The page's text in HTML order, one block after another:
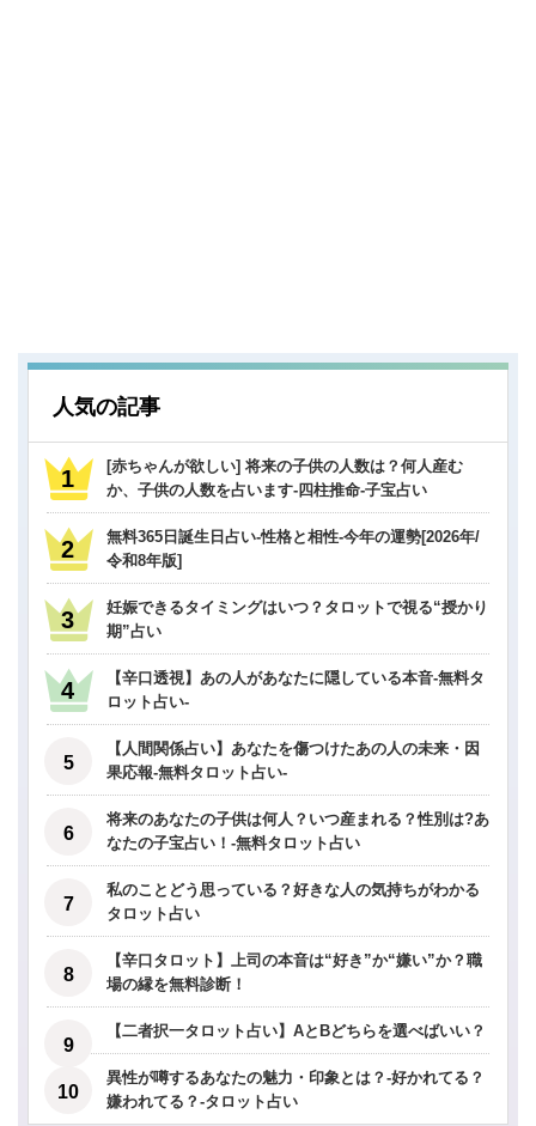
人気の記事
[赤ちゃんが欲しい] 将来の子供の人数は？何人産む
か、子供の人数を占います-四柱推命-子宝占い
無料365日誕生日占い-性格と相性-今年の運勢[2026年/
令和8年版]
妊娠できるタイミングはいつ？タロットで視る“授かり
期”占い
【辛口透視】あの人があなたに隠している本音-無料タ
ロット占い-
【人間関係占い】あなたを傷つけたあの人の未来・因
果応報-無料タロット占い-
将来のあなたの子供は何人？いつ産まれる？性別は?あ
なたの子宝占い！-無料タロット占い
私のことどう思っている？好きな人の気持ちがわかる
タロット占い
【辛口タロット】上司の本音は“好き”か“嫌い”か？職
場の縁を無料診断！
【二者択一タロット占い】AとBどちらを選べばいい？
異性が噂するあなたの魅力・印象とは？-好かれてる？
嫌われてる？-タロット占い